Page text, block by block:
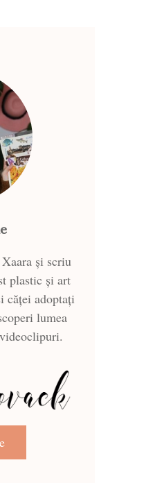
și scriu
plastic și art
căței adoptați
lumea